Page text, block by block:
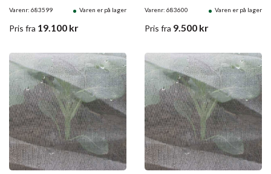
Varenr: 683599 Varen er på lager
Pris fra 19.100 kr
Varenr: 683600 Varen er på lager
Pris fra 9.500 kr